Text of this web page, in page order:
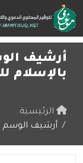
أرشيف
بالإسلام
الرئيسية
أرشيف الوسم